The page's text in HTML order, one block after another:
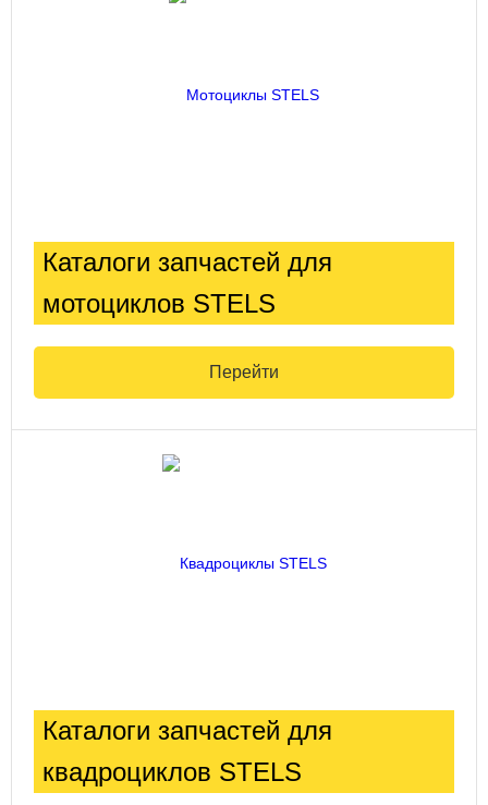
Каталоги запчастей для
мотоциклов STELS
Перейти
Каталоги запчастей для
квадроциклов STELS